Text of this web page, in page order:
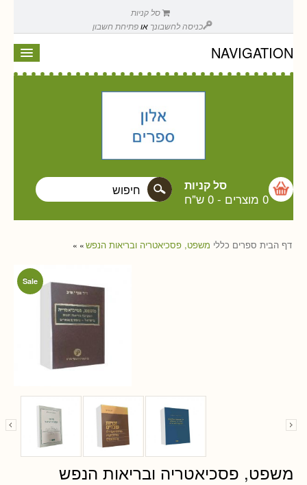
סל קניות
כניסה לחשבונך אופתיחת חשבון
NAVIGATION
סל קניות
0 מוצרים - 0 ש"ח
דף הבית » ספרים כללי » משפט, פסכיאטריה ובריאות הנפש
Sale
משפט, פסכיאטריה ובריאות הנפש